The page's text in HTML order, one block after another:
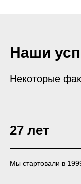
Наши
Некоторые
27 лет
Мы стартовали в